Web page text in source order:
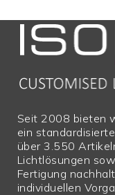
Seit 2008 bieten
ein
über 3.550
Lichtlösungen
Fertigung
individuellen